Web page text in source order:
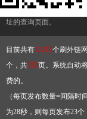
有频繁使用超级外链工具
址的查询页面。
目前共有13212个刷外链
个，共332页。系统自动
费的。
（每页发布数量=间隔时
为28秒，则每页发布23